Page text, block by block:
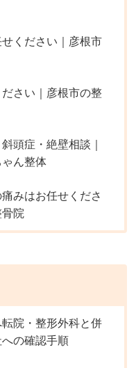
ください｜彦根市
さい｜彦根市の整
頭症・絶壁相談｜
ん整体
みはお任せくださ
院
院・整形外科と併
の確認手順